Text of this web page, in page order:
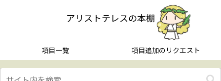
アリストテレスの本棚
項目一覧 項目追加のリクエスト